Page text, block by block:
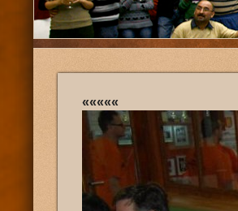
«««««